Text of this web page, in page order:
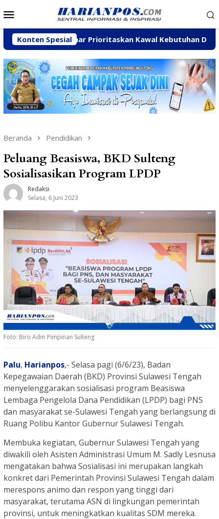
ke
Mobile
Konten Spesial
Sahar Prioritaskan Kawal Kebutuhan Dasar Warga
Beranda Pendidikan
Peluang Beasiswa, BKD Sulteng
Sosialisasikan Program LPDP
Redaksi
Selasa, 6 Juni 2023
Foto: Biro Adm Pimpinan Sulteng
Palu, Harianpos,- Selasa pagi (6/6/23), Badan
Kepegawaian Daerah (BKD) Provinsi Sulawesi Tengah
menyelenggarakan sosialisasi program Beasiswa
Lembaga Pengelola Dana Pendidikan (LPDP) bagi PNS
dan masyarakat se-Sulawesi Tengah yang berlangsung di
Ruang Polibu Kantor Gubernur Sulawesi Tengah.
Membuka kegiatan, Gubernur Sulawesi Tengah yang
diwakili oleh Asisten Administrasi Umum M. Sadly Lesnusa
mengatakan bahwa Sosialisasi ini merupakan langkah
konkret dari Pemerintah Provinsi Sulawesi Tengah dalam
merespons animo dan respon yang tinggi dari
masyarakat, terutama ASN di lingkungan pemerintah
provinsi, untuk meningkatkan kualitas SDM mereka.